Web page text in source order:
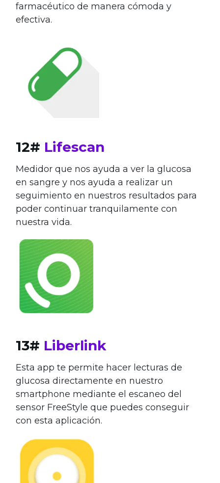
farmacéutico de manera cómoda y
efectiva.
12# Lifescan
Medidor que nos ayuda a ver la glucosa
en sangre y nos ayuda a realizar un
seguimiento en nuestros resultados para
poder continuar tranquilamente con
nuestra vida.
13# Liberlink
Esta app te permite hacer lecturas de
glucosa directamente en nuestro
smartphone mediante el escaneo del
sensor FreeStyle que puedes conseguir
con esta aplicación.